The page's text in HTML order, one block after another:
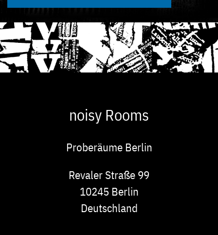
noisy Rooms
Proberäume Berlin
Revaler Straße 99
10245 Berlin
Deutschland